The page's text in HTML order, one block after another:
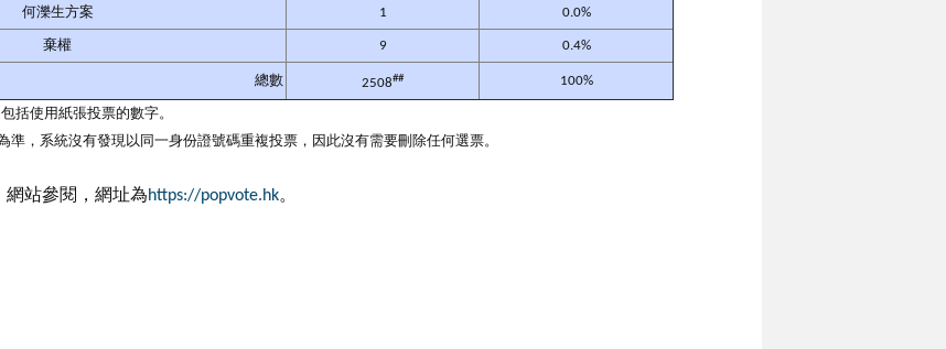
何濼生方案 1 0.0%
棄權 9 0.4%
總數 2508## 100%
括使用紙張投票的數字。
準，系統沒有發現以同一身份證號碼重複投票，因此沒有需要刪除任何選票。
網站參閱，網址為https://popvote.hk。